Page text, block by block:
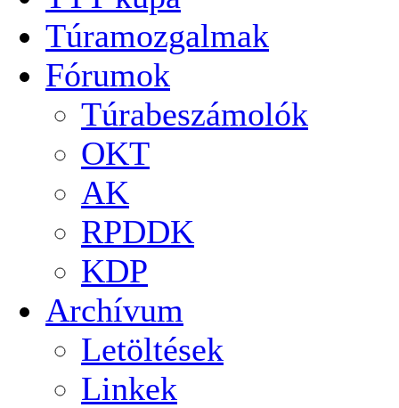
Túramozgalmak
Fórumok
Túrabeszámolók
OKT
AK
RPDDK
KDP
Archívum
Letöltések
Linkek